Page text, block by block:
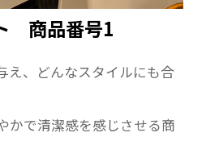
商品番号1
え、どんなスタイルにも合
かで清潔感を感じさせる商